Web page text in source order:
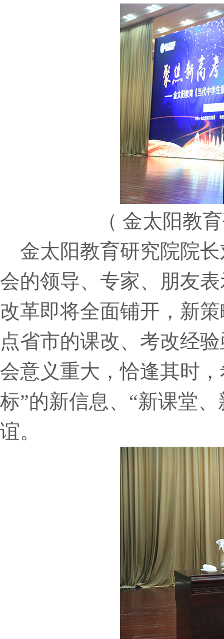
（ 金太阳教
金太阳教育研究院院长
会的领导、专家、朋友
改革即将全面铺开，新
点省市的课改、考改经
会意义重大，恰逢其时
标”的新信息、“新课堂
谊。